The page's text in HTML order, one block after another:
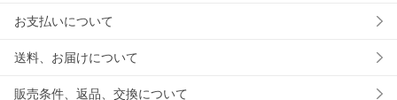
お支払いについて
送料、お届けについて
販売条件、返品、交換について